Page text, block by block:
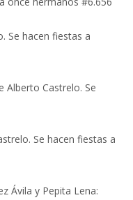
Se hacen fiestas a
Alberto Castrelo. Se
Se hacen fiestas a
Ávila y Pepita Lena: